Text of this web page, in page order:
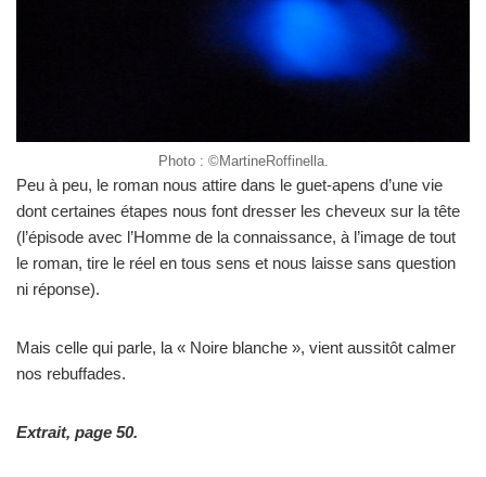
Photo : ©MartineRoffinella.
Peu à peu, le roman nous attire dans le guet-apens d’une vie
dont certaines étapes nous font dresser les cheveux sur la tête
(l’épisode avec l’Homme de la connaissance, à l’image de tout
le roman, tire le réel en tous sens et nous laisse sans question
ni réponse).
Mais celle qui parle, la « Noire blanche », vient aussitôt calmer
nos rebuffades.
Extrait, page 50.